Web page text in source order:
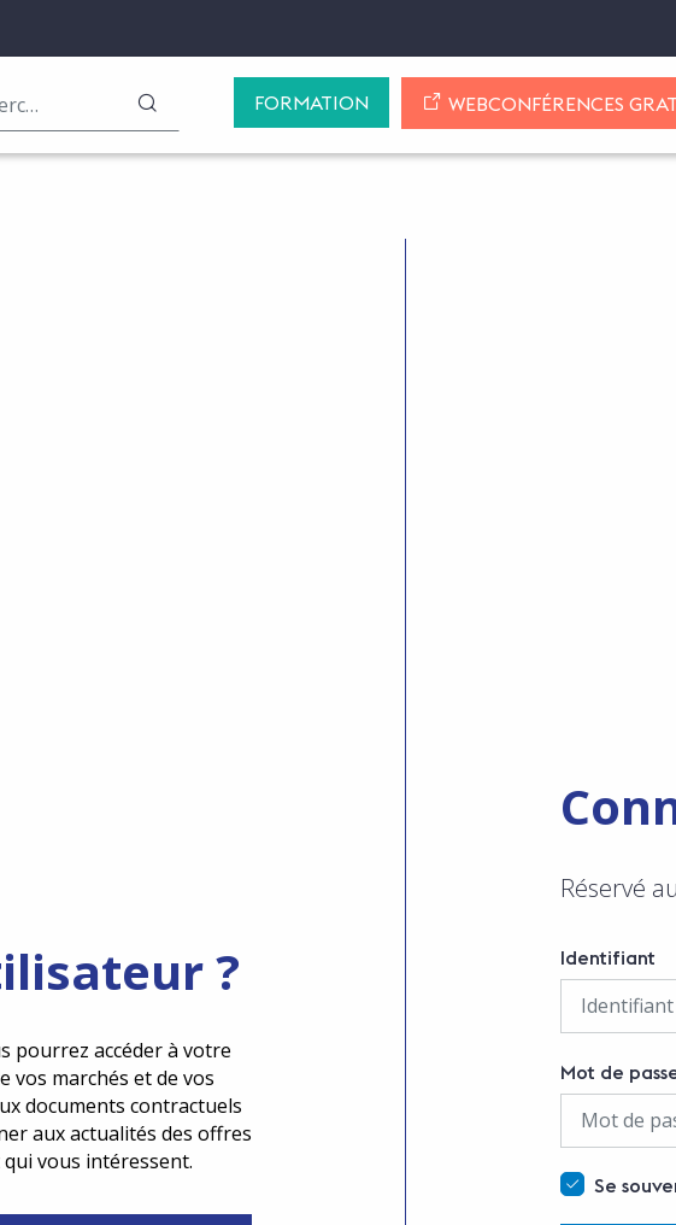
LANCER LA RECHERCHE
FORMATION WEBCONFÉRENCES
?
pourrez accéder à votre
vos marchés et de vos
documents contractuels
aux actualités des offres
qui vous intéressent.
Réservé
Identifiant
Mot de
Se